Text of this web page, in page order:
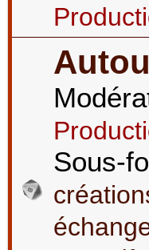
Sous-